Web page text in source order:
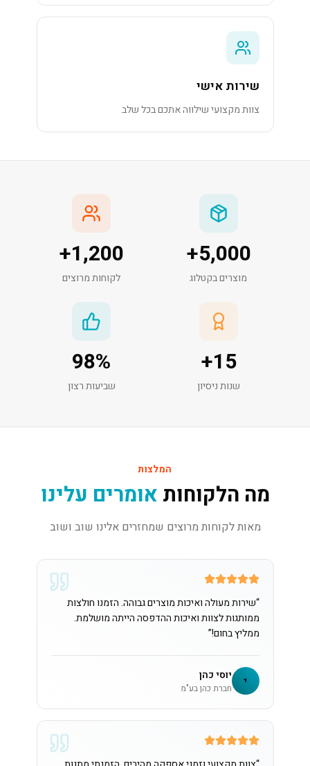
שירות אישי
צוות מקצועי שילווה אתכם בכל שלב
5,000
+
מוצרים בקטלוג
1,200
+
לקוחות מרוצים
15
+
שנות ניסיון
98%
שביעות רצון
המלצות
מה הלקוחות אומרים עלינו
מאות לקוחות מרוצים שמחזרים אלינו שוב ושוב
“שירות מעולה ואיכות מוצרים גבוהה. הזמנו חולצות
ממותגות לצוות ואיכות ההדפסה הייתה מושלמת.
ממליץ בחום!”
י יוסי כהן
חברת כהן בע"מ